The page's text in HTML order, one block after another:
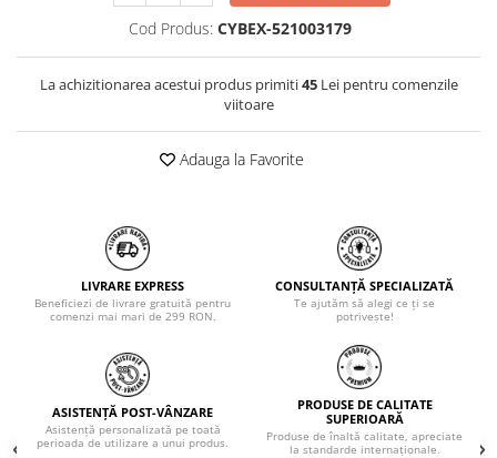
Cod Produs: CYBEX-521003179
La achizitionarea acestui produs primiti45Lei pentru comenzile
viitoare
Adauga la Favorite
LIVRARE EXPRESS
Beneficiezi de livrare gratuită pentru
comenzi mai mari de 299 RON.
CONSULTANȚĂ SPECIALIZATĂ
Te ajutăm să alegi ce ți se
potrivește!
ASISTENȚĂ POST-VÂNZARE
Asistență personalizată pe toată
perioada de utilizare a unui produs.
PRODUSE DE CALITATE
SUPERIOARĂ
Produse de înaltă calitate, apreciate
la standarde internaționale.